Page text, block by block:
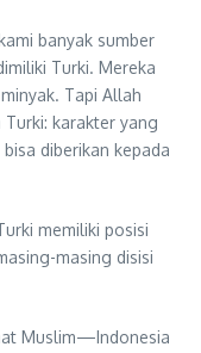
banyak sumber
Turki. Mereka
Tapi Allah
karakter yang
diberikan kepada
memiliki posisi
masing disisi
Muslim—Indonesia